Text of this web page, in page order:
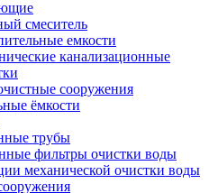
смеситель
емкости
канализационные
сооружения
ёмкости
трубы
фильтры очистки воды
механической очистки воды